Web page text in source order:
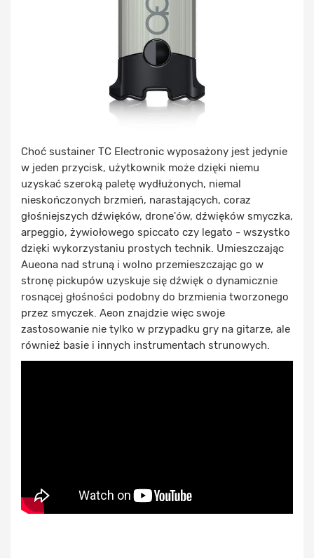
Choć sustainer TC Electronic wyposażony jest jedynie
w jeden przycisk, użytkownik może dzięki niemu
uzyskać szeroką paletę wydłużonych, niemal
nieskończonych brzmień, narastających, coraz
głośniejszych dźwięków, drone'ów, dźwięków smyczka,
arpeggio, żywiołowego spiccato czy legato - wszystko
dzięki wykorzystaniu prostych technik. Umieszczając
Aueona nad struną i wolno przemieszczając go w
stronę pickupów uzyskuje się dźwięk o dynamicznie
rosnącej głośności podobny do brzmienia tworzonego
przez smyczek. Aeon znajdzie więc swoje
zastosowanie nie tylko w przypadku gry na gitarze, ale
również basie i innych instrumentach strunowych.